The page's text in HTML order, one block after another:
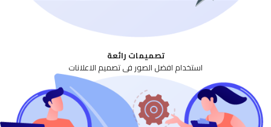
تصميمات رائعة
استخدام افضل الصور فى تصميم الاعلانات